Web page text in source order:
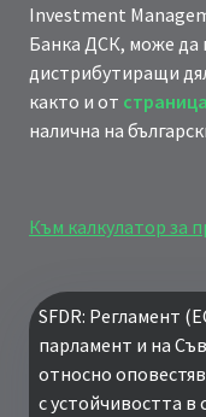
Investment
Банка ДСК, може да
дистрибутиращи
както и от
налична на
Към калкулатор за
SFDR: Регламент
парламент и на
относно
с устойчивостта в